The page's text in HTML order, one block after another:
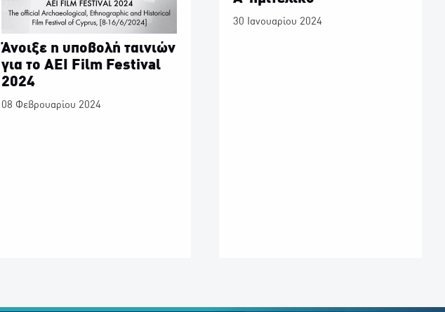
Άνοιξε η υποβολή ταινιών
για το AEI Film Festival
2024
08 Φεβρουαρίου 2024
30 Ιανουαρίου 2024